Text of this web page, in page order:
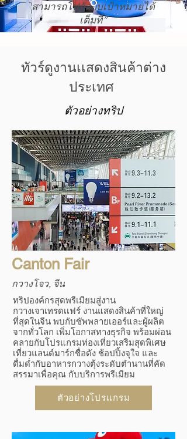
สามารถโฟกัสกับเป้าหมายได้
เต็มที่”
ทัวร์ดูงานเเสดงสินค้าต่าง
ประเทศ
ตัวอย่างทริป
Canton Fair
กวางโจว, จีน
ทริปองค์กรสุดพรีเมียมสู่งาน
กวางเจาเทรดเเฟร์ งานแสดงสินค้าที่ใหญ่
ที่สุดในจีน พบกับซัพพลายเออร์และผู้ผลิต
จากทั่วโลก เพิ่มโอกาสทางธุรกิจ พร้อมผ่อน
คลายกับโปรแกรมท่องเที่ยวเสริมสุดพิเศษ
เที่ยวแลนด์มาร์กชื่อดัง ช้อปปิ้งจุใจ และ
ดื่มด่ำกับอาหารกวางตุ้งระดับตำนานที่คัด
สรรมาเพื่อคุณ กับบริการพรีเมียม
ตัวอย่างโปรเเกรม